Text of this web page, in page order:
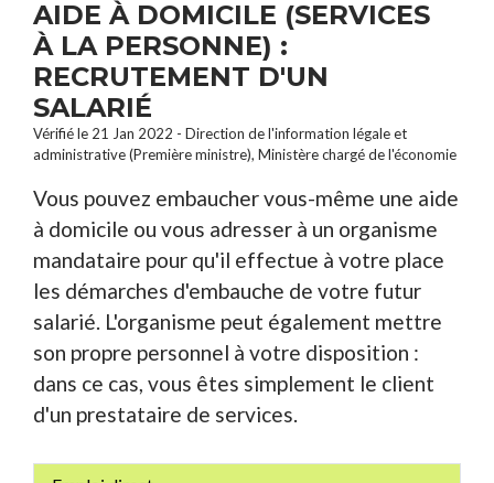
AIDE À DOMICILE (SERVICES
À LA PERSONNE) :
RECRUTEMENT D'UN
SALARIÉ
Vérifié le 21 Jan 2022 - Direction de l'information légale et
administrative (Première ministre), Ministère chargé de l'économie
Vous pouvez embaucher vous-même une aide
à domicile ou vous adresser à un organisme
mandataire pour qu'il effectue à votre place
les démarches d'embauche de votre futur
salarié. L'organisme peut également mettre
son propre personnel à votre disposition :
dans ce cas, vous êtes simplement le client
d'un prestataire de services.